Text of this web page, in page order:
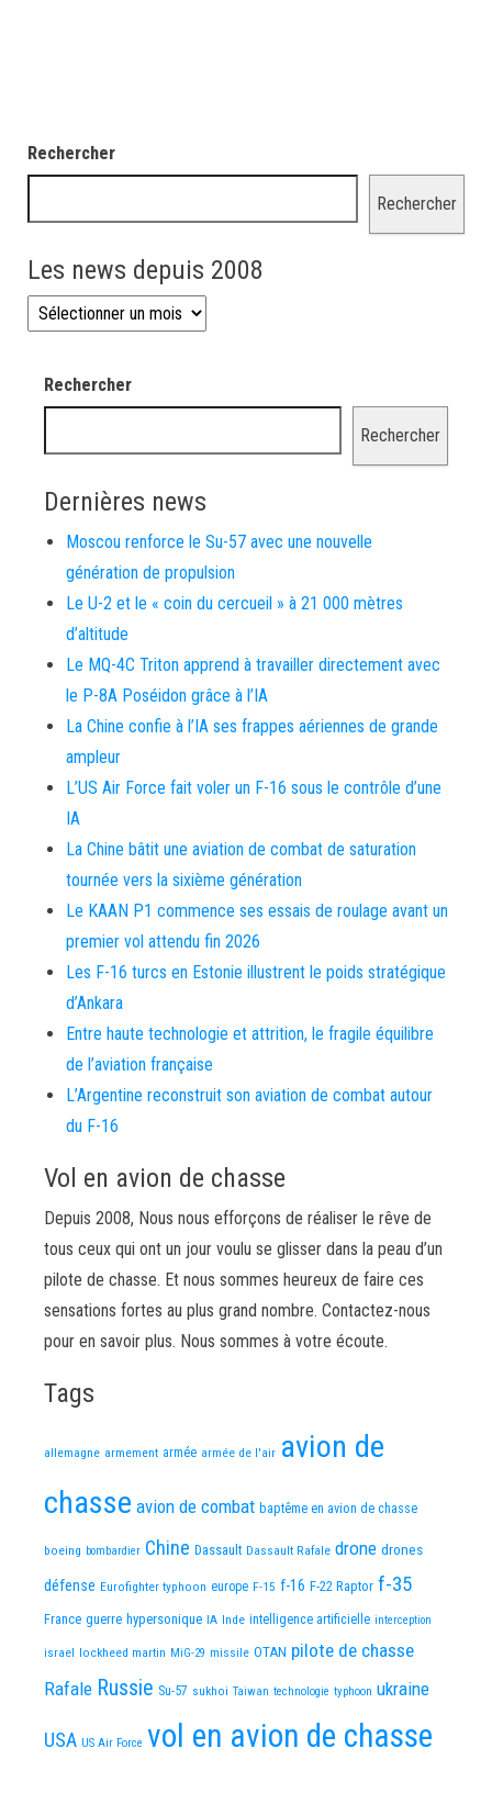
Rechercher
Rechercher
Les news depuis 2008
Les news depuis 2008
Rechercher
Rechercher
Dernières news
Moscou renforce le Su-57 avec une nouvelle
génération de propulsion
Le U-2 et le « coin du cercueil » à 21 000 mètres
d’altitude
Le MQ-4C Triton apprend à travailler directement avec
le P-8A Poséidon grâce à l’IA
La Chine confie à l’IA ses frappes aériennes de grande
ampleur
L’US Air Force fait voler un F-16 sous le contrôle d’une
IA
La Chine bâtit une aviation de combat de saturation
tournée vers la sixième génération
Le KAAN P1 commence ses essais de roulage avant un
premier vol attendu fin 2026
Les F-16 turcs en Estonie illustrent le poids stratégique
d’Ankara
Entre haute technologie et attrition, le fragile équilibre
de l’aviation française
L’Argentine reconstruit son aviation de combat autour
du F-16
Vol en avion de chasse
Depuis 2008, Nous nous efforçons de réaliser le rêve de
tous ceux qui ont un jour voulu se glisser dans la peau d’un
pilote de chasse. Et nous sommes heureux de faire ces
sensations fortes au plus grand nombre. Contactez-nous
pour en savoir plus. Nous sommes à votre écoute.
Tags
allemagne armement armée armée de l'air avion de
chasse avion de combat baptême en avion de chasse
boeing bombardier Chine Dassault Dassault Rafale drone drones
défense Eurofighter typhoon europe F-15 f-16 F-22 Raptor f-35
France guerre hypersonique IA Inde intelligence artificielle interception
israel lockheed martin MiG-29 missile OTAN pilote de chasse
Rafale Russie Su-57 sukhoi Taiwan technologie typhoon ukraine
USA US Air Force vol en avion de chasse